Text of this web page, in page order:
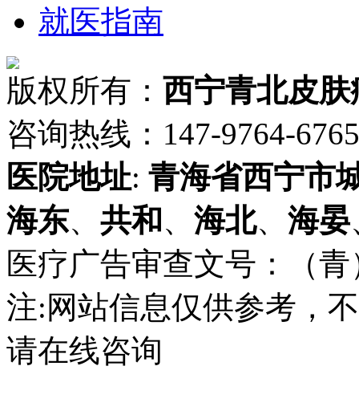
就医指南
版权所有： 西宁青北皮肤
咨询热线：147-9764-
医院地址: 青海省西宁市
海东、 共和 、 海北、 海晏
医疗广告审查文号：（
注:网站信息仅供参考，
请在线咨询